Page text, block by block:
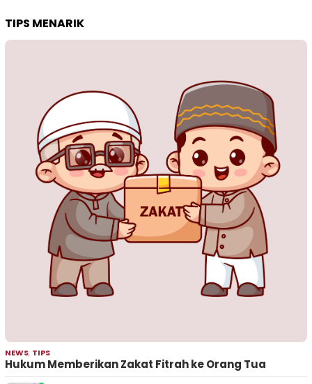
TIPS MENARIK
NEWS, TIPS
Hukum Memberikan Zakat Fitrah ke Orang Tua